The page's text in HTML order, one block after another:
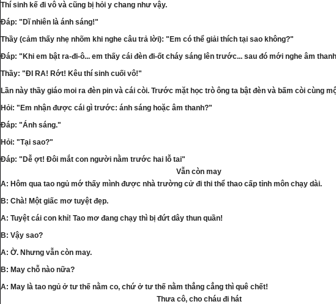
Thí sinh kế đi vô và cũng bị hỏi y chang như vậy.
Đáp: "Dĩ nhiên là ánh sáng!"
Thầy (cảm thấy nhẹ nhõm khi nghe câu trả lời): "Em có thể giải thích tại sao không?"
Đáp: "Khi em bật ra-đi-ô... em thấy cái đèn đi-ốt cháy sáng lên trước... sau đó mới nghe âm
Thầy: "ĐI RA! Rớt! Kêu thí sinh cuối vô!"
Lần này thầy giáo moi ra đèn pin và cái còi. Trước mặt học trò ông ta bật đèn và bấm còi cùng
Hỏi: "Em nhận được cái gì trước: ánh sáng hoặc âm thanh?"
Đáp: "Ánh sáng."
Hỏi: "Tại sao?"
Đáp: "Dễ ợt! Đôi mắt con người nằm trước hai lỗ tai"
Vẫn còn may
A: Hôm qua tao ngủ mớ thấy mình được nhà trường cử đi thi thể thao cấp tỉnh môn chạy dài.
B: Chà! Một giấc mơ tuyệt đẹp.
A: Tuyệt cái con khỉ! Tao mơ đang chạy thì bị đứt dây thun quần!
B: Vậy sao?
A: Ờ. Nhưng vẫn còn may.
B: May chỗ nào nữa?
A: May là tao ngủ ở tư thế nằm co, chứ ở tư thế nằm thẳng cẳng thì quê chết!
Thưa cô, cho cháu đi hát